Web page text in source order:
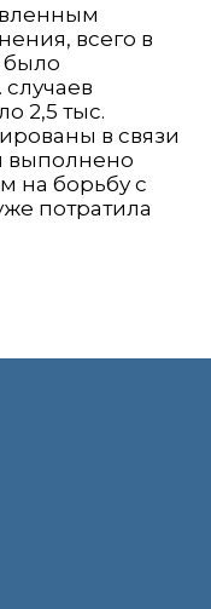
всего в
2,5 тыс.
в связи
выполнено
на борьбу с
потратила